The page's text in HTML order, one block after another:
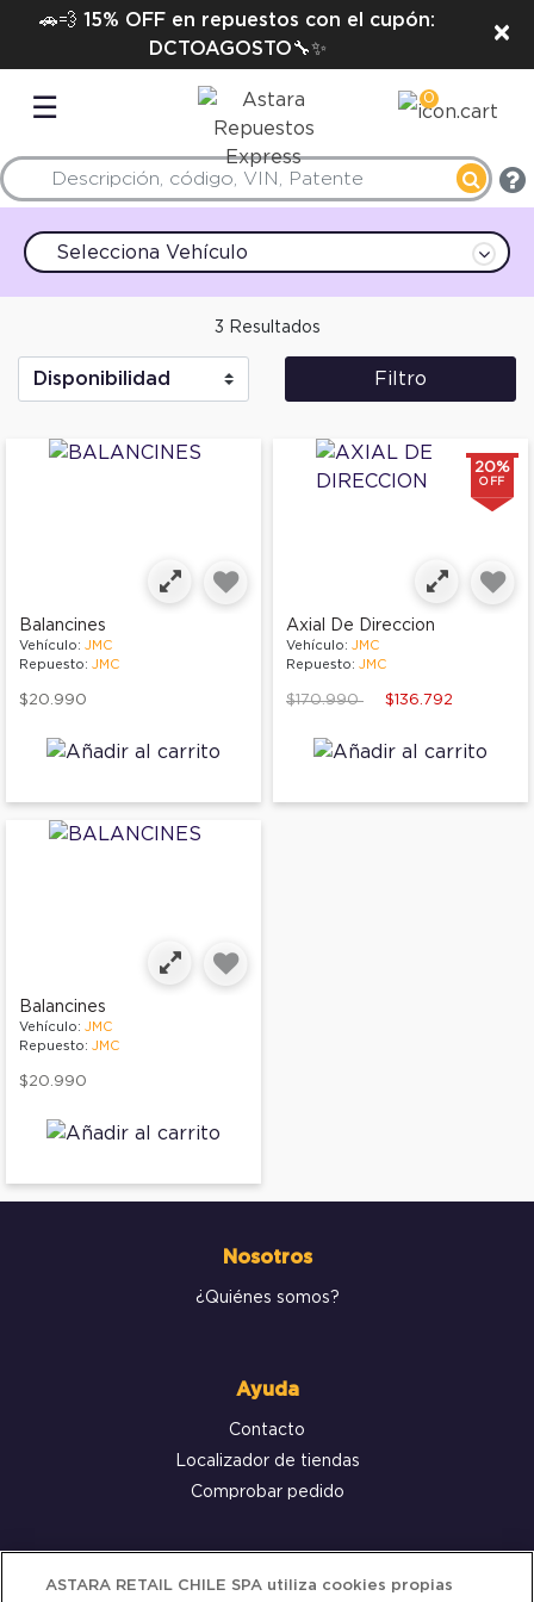
🚗💨 15% OFF en repuestos con el cupón:
DCTOAGOSTO🔧✨
×
☰ 0
Selecciona Vehículo
3 Resultados
Filtro
Balancines
Vehículo: JMC
Repuesto: JMC
$20.990
20%
OFF
Axial De Direccion
Vehículo: JMC
Repuesto: JMC
Price reduced from
$170.990to $136.792
Balancines
Vehículo: JMC
Repuesto: JMC
$20.990
Nosotros
¿Quiénes somos?
Ayuda
Contacto
Localizador de tiendas
Comprobar pedido
Servicio al cliente
ASTARA RETAIL CHILE SPA utiliza cookies propias